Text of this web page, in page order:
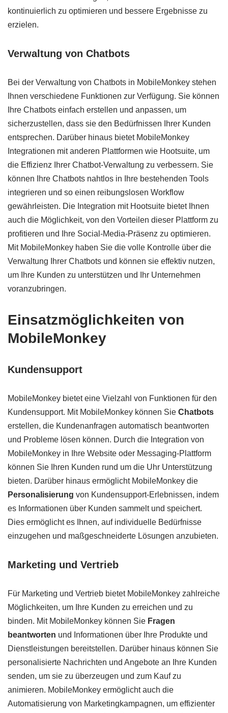
kontinuierlich zu optimieren und bessere Ergebnisse zu
erzielen.
Verwaltung von Chatbots
Bei der Verwaltung von Chatbots in MobileMonkey stehen
Ihnen verschiedene Funktionen zur Verfügung. Sie können
Ihre Chatbots einfach erstellen und anpassen, um
sicherzustellen, dass sie den Bedürfnissen Ihrer Kunden
entsprechen. Darüber hinaus bietet MobileMonkey
Integrationen mit anderen Plattformen wie Hootsuite, um
die Effizienz Ihrer Chatbot-Verwaltung zu verbessern. Sie
können Ihre Chatbots nahtlos in Ihre bestehenden Tools
integrieren und so einen reibungslosen Workflow
gewährleisten. Die Integration mit Hootsuite bietet Ihnen
auch die Möglichkeit, von den Vorteilen dieser Plattform zu
profitieren und Ihre Social-Media-Präsenz zu optimieren.
Mit MobileMonkey haben Sie die volle Kontrolle über die
Verwaltung Ihrer Chatbots und können sie effektiv nutzen,
um Ihre Kunden zu unterstützen und Ihr Unternehmen
voranzubringen.
Einsatzmöglichkeiten von
MobileMonkey
Kundensupport
MobileMonkey bietet eine Vielzahl von Funktionen für den
Kundensupport. Mit MobileMonkey können Sie Chatbots
erstellen, die Kundenanfragen automatisch beantworten
und Probleme lösen können. Durch die Integration von
MobileMonkey in Ihre Website oder Messaging-Plattform
können Sie Ihren Kunden rund um die Uhr Unterstützung
bieten. Darüber hinaus ermöglicht MobileMonkey die
Personalisierung von Kundensupport-Erlebnissen, indem
es Informationen über Kunden sammelt und speichert.
Dies ermöglicht es Ihnen, auf individuelle Bedürfnisse
einzugehen und maßgeschneiderte Lösungen anzubieten.
Marketing und Vertrieb
Für Marketing und Vertrieb bietet MobileMonkey zahlreiche
Möglichkeiten, um Ihre Kunden zu erreichen und zu
binden. Mit MobileMonkey können Sie Fragen
beantworten und Informationen über Ihre Produkte und
Dienstleistungen bereitstellen. Darüber hinaus können Sie
personalisierte Nachrichten und Angebote an Ihre Kunden
senden, um sie zu überzeugen und zum Kauf zu
animieren. MobileMonkey ermöglicht auch die
Automatisierung von Marketingkampagnen, um effizienter